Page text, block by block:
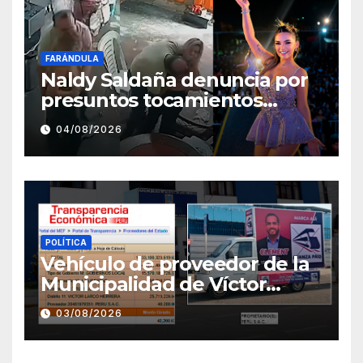
FARÁNDULA
Naldy Saldaña denuncia por
presuntos tocamientos
indebidos a director musical
de La Bella Luz
04/08/2026
POLÍTICA
Vehículo de proveedor de la
Municipalidad de Víctor
Larco aparece con publicidad
de campaña de León
Clement
03/08/2026